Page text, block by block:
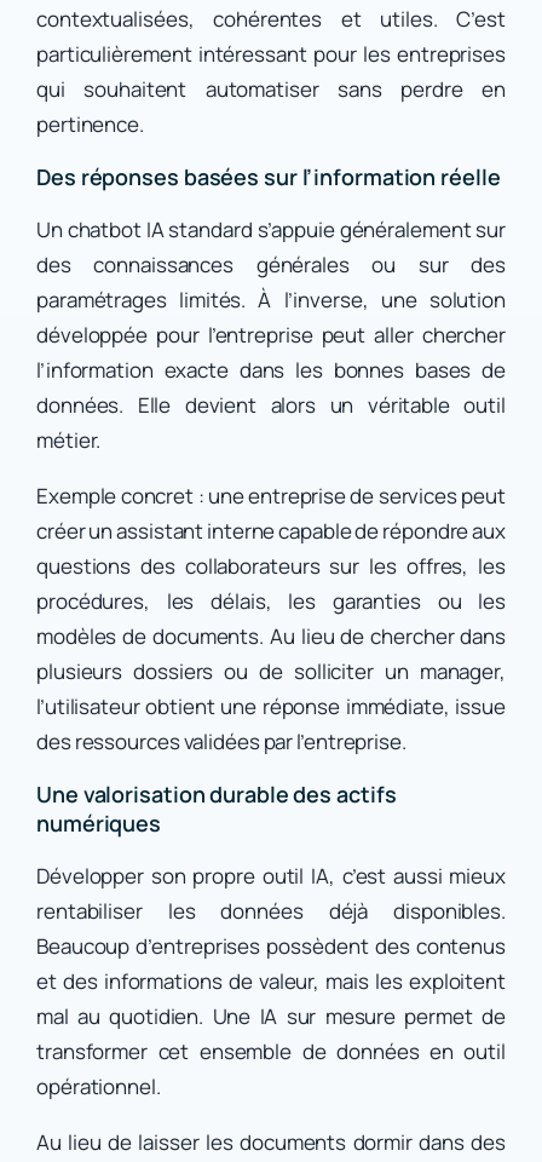
contextualisées, cohérentes et utiles. C’est
particulièrement intéressant pour les entreprises
qui souhaitent automatiser sans perdre en
pertinence.
Des réponses basées sur l’information réelle
Un chatbot IA standard s’appuie généralement sur
des connaissances générales ou sur des
paramétrages limités. À l’inverse, une solution
développée pour l’entreprise peut aller chercher
l’information exacte dans les bonnes bases de
données. Elle devient alors un véritable outil
métier.
Exemple concret : une entreprise de services peut
créer un assistant interne capable de répondre aux
questions des collaborateurs sur les offres, les
procédures, les délais, les garanties ou les
modèles de documents. Au lieu de chercher dans
plusieurs dossiers ou de solliciter un manager,
l’utilisateur obtient une réponse immédiate, issue
des ressources validées par l’entreprise.
Une valorisation durable des actifs
numériques
Développer son propre outil IA, c’est aussi mieux
rentabiliser les données déjà disponibles.
Beaucoup d’entreprises possèdent des contenus
et des informations de valeur, mais les exploitent
mal au quotidien. Une IA sur mesure permet de
transformer cet ensemble de données en outil
opérationnel.
Au lieu de laisser les documents dormir dans des